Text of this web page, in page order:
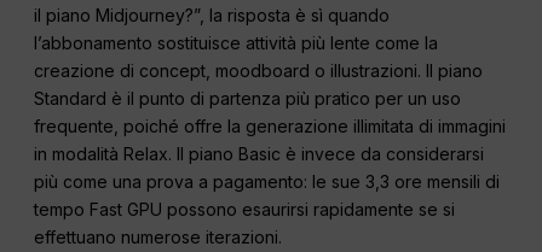
il piano Midjourney?”, la risposta è sì quando
l’abbonamento sostituisce attività più lente come la
creazione di concept, moodboard o illustrazioni. Il piano
Standard è il punto di partenza più pratico per un uso
frequente, poiché offre la generazione illimitata di immagini
in modalità Relax. Il piano Basic è invece da considerarsi
più come una prova a pagamento: le sue 3,3 ore mensili di
tempo Fast GPU possono esaurirsi rapidamente se si
effettuano numerose iterazioni.